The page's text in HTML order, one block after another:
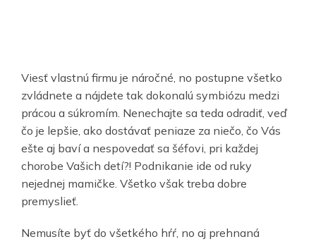
Viesť vlastnú firmu je náročné, no postupne všetko
zvládnete a nájdete tak dokonalú symbiózu medzi
prácou a súkromím. Nenechajte sa teda odradiť, veď
čo je lepšie, ako dostávať peniaze za niečo, čo Vás
ešte aj baví a nespovedať sa šéfovi, pri každej
chorobe Vašich detí?! Podnikanie ide od ruky
nejednej mamičke. Všetko však treba dobre
premyslieť.
Nemusíte byť do všetkého hŕŕ, no aj prehnaná